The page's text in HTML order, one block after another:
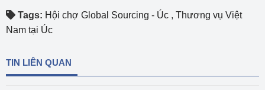
Tags: Hội chợ Global Sourcing - Úc , Thương vụ Việt
Nam tại Úc
TIN LIÊN QUAN